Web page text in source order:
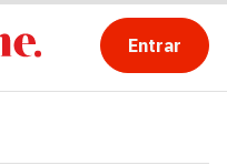
Entrar